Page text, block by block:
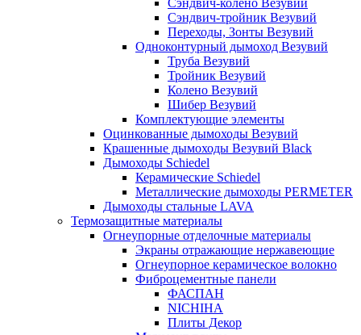
Сэндвич-колено Везувий
Сэндвич-тройник Везувий
Переходы, Зонты Везувий
Одноконтурный дымоход Везувий
Труба Везувий
Тройник Везувий
Колено Везувий
Шибер Везувий
Комплектующие элементы
Оцинкованные дымоходы Везувий
Крашенные дымоходы Везувий Black
Дымоходы Schiedel
Керамические Schiedel
Металлические дымоходы PERMETER
Дымоходы стальные LAVA
Термозащитные материалы
Огнеупорные отделочные материалы
Экраны отражающие нержавеющие
Огнеупорное керамическое волокно
Фиброцементные панели
ФАСПАН
NICHIHA
Плиты Декор